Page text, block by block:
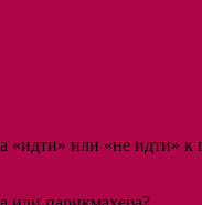
или «не идти» к